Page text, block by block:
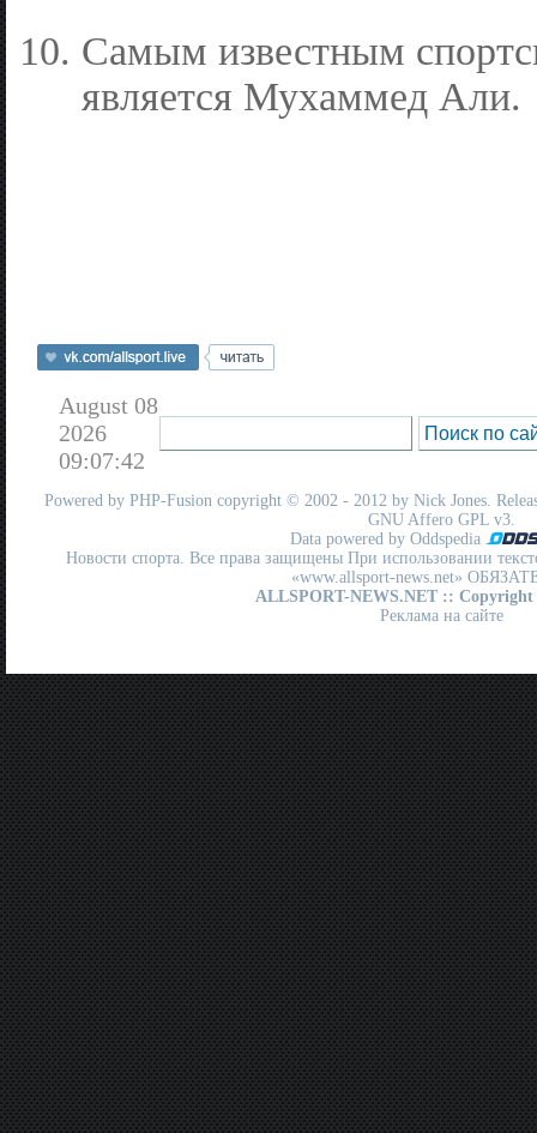
Самым известным
является Мухаммед Али.
August 08
2026
09:07:42
Powered by PHP-Fusion copyright © 2002 - 2012 by Nick Jones.
GNU Affero GPL v3.
Data powered by Oddspedia
Новости спорта. Все права защищены При использовании
«www.allsport-news.net»
ALLSPORT-NEWS.NET :: Copyright
Реклама на сайте